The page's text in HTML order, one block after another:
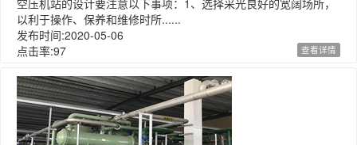
以利于操作、保养和维修时所......
发布时间:2020-05-06
点击率:97
查看详情